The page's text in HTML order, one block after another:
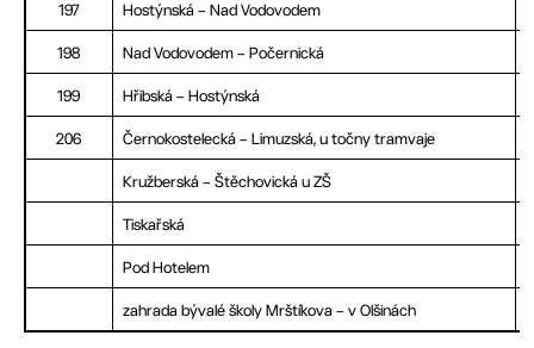
197 Hostýnská – Nad Vodovodem
198 Nad Vodovodem – Počernická
199 Hřibská – Hostýnská
206 Černokostelecká – Limuzská, u točny tramvaje
Kružberská – Štěchovická u ZŠ
Tiskařská
Pod Hotelem
zahrada bývalé školy Mrštíkova – v Olšinách